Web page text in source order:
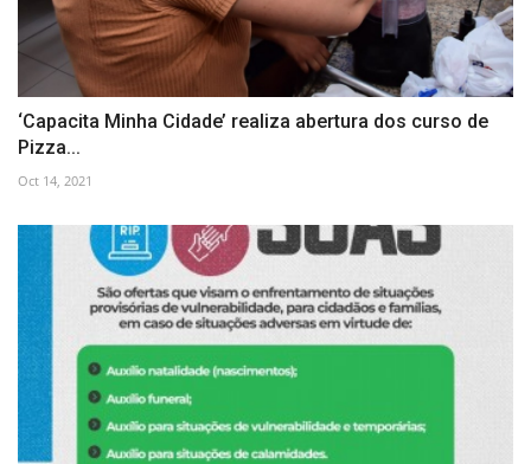
‘Capacita Minha Cidade’ realiza abertura dos curso de
Pizza...
Oct 14, 2021